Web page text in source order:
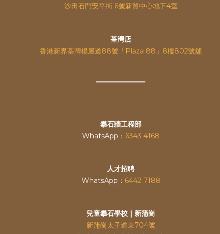
沙田石門安平街 6號新貿中心地下4室
荃灣店
香港新界荃灣楊屋道88號「Plaza 88」8樓802號舖
攀石牆工程部
WhatsApp： 6343 4168
人才招聘
WhatsApp： 6442 7188
兒童攀石學校｜新蒲崗
新蒲崗太子道東704號